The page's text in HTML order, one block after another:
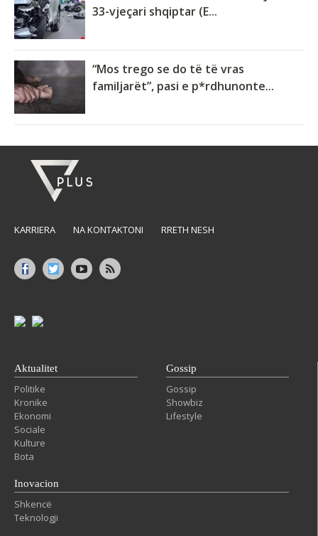
33-vjeçari shqiptar (E...
“Mos trego se do të të vras
familjarët”, pasi e p*rdhunonte...
KARRIERA NA KONTAKTONI RRETH NESH
Aktualitet
Politike
Kronike
Ekonomi
Sociale
Kulture
Bota
Gossip
Gossip
Showbiz
Lifestyle
Inovacion
Shkencë
Teknologji